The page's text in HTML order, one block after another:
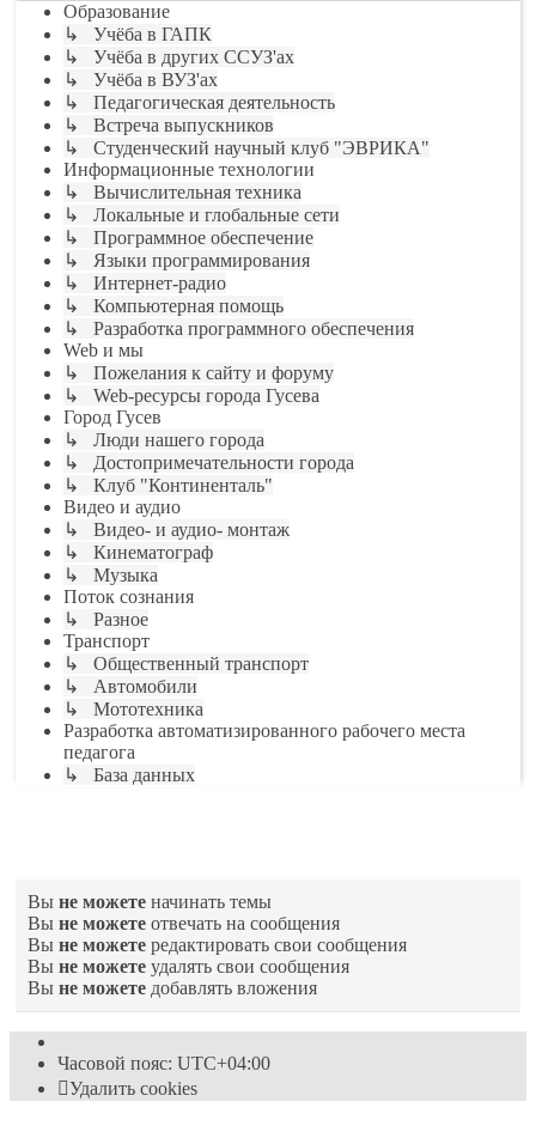
Образование
↳ Учёба в ГАПК
↳ Учёба в других ССУЗ'ах
↳ Учёба в ВУЗ'ах
↳ Педагогическая деятельность
↳ Встреча выпускников
↳ Студенческий научный клуб "ЭВРИКА"
Информационные технологии
↳ Вычислительная техника
↳ Локальные и глобальные сети
↳ Программное обеспечение
↳ Языки программирования
↳ Интернет-радио
↳ Компьютерная помощь
↳ Разработка программного обеспечения
Web и мы
↳ Пожелания к сайту и форуму
↳ Web-ресурсы города Гусева
Город Гусев
↳ Люди нашего города
↳ Достопримечательности города
↳ Клуб "Континенталь"
Видео и аудио
↳ Видео- и аудио- монтаж
↳ Кинематограф
↳ Музыка
Поток сознания
↳ Разное
Транспорт
↳ Общественный транспорт
↳ Автомобили
↳ Мототехника
Разработка автоматизированного рабочего места
педагога
↳ База данных
Вы не можете начинать темы
Вы не можете отвечать на сообщения
Вы не можете редактировать свои сообщения
Вы не можете удалять свои сообщения
Вы не можете добавлять вложения
Часовой пояс: UTC+04:00
Удалить cookies